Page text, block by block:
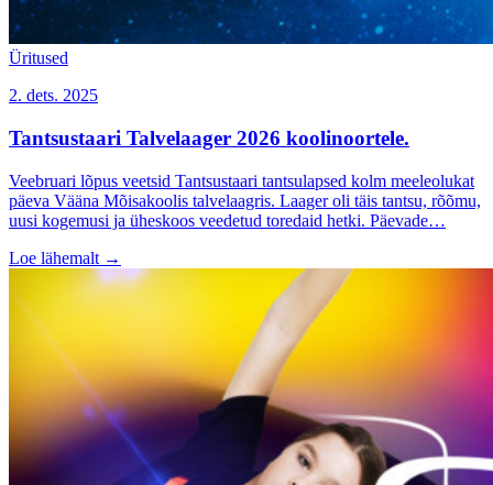
Üritused
2. dets. 2025
Tantsustaari Talvelaager 2026 koolinoortele.
Veebruari lõpus veetsid Tantsustaari tantsulapsed kolm meeleolukat
päeva Vääna Mõisakoolis talvelaagris. Laager oli täis tantsu, rõõmu,
uusi kogemusi ja üheskoos veedetud toredaid hetki. Päevade…
Loe lähemalt →